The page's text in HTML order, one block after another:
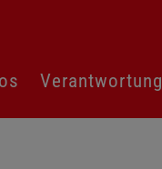
Verantwortung